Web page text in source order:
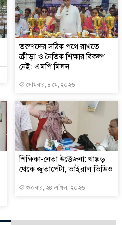
তরুণদের সঠিক পথে রাখতে
ক্রীড়া ও নৈতিক শিক্ষার বিকল্প
নেই: এমপি মিলন
সোমবার, ৪ মে, ২০২৬
শিক্ষিকা-নেতা উত্তেজনা: থাপ্পড়
থেকে জুতাপেটা, ভাইরাল ভিডিও
শুক্রবার, ২৪ এপ্রিল, ২০২৬